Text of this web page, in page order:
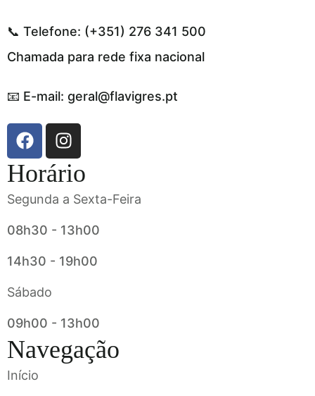
📞 Telefone: (+351) 276 341 500
Chamada para rede fixa nacional
📧 E-mail: geral@flavigres.pt
Horário
Segunda a Sexta-Feira
08h30 - 13h00
14h30 - 19h00
Sábado
09h00 - 13h00
Navegação
Início